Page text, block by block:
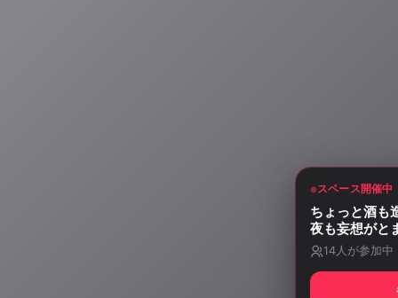
スペース開催中
ちょっと酒も
夜も妄想がと
14人が参加中